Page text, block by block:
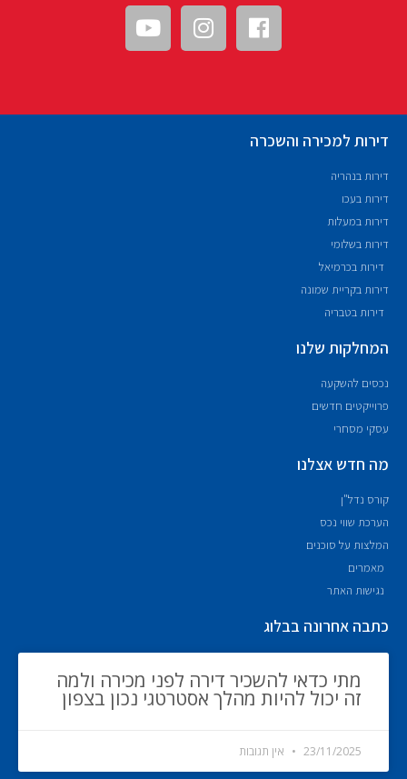
דירות למכירה והשכרה
דירות בנהריה
דירות בעכו
דירות במעלות
דירות בשלומי
דירות בכרמיאל
דירות בקריית שמונה
דירות בטבריה
המחלקות שלנו
נכסים להשקעה
פרוייקטים חדשים
עסקי מסחרי
מה חדש אצלנו
קורס נדל"ן
הערכת שווי נכס
המלצות על סוכנים
מאמרים
נגישות האתר
כתבה אחרונה בבלוג
מתי כדאי להשכיר דירה לפני מכירה ולמה
זה יכול להיות מהלך אסטרטגי נכון בצפון
23/11/2025 אין תגובות